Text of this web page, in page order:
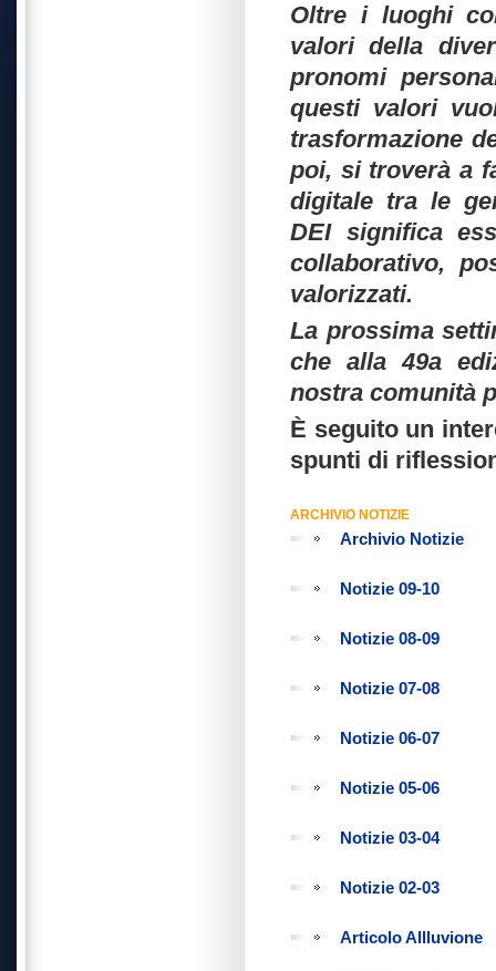
Oltre i luoghi
valori della
pronomi
questi valori
trasformazione
poi, si troverà a
digitale tra le
DEI significa
collaborativo,
valorizzati.
La prossima
che alla 49a
nostra comunità
È seguito un
spunti di
ARCHIVIO NOTIZIE
Archivio Notizie
Notizie 09-10
Notizie 08-09
Notizie 07-08
Notizie 06-07
Notizie 05-06
Notizie 03-04
Notizie 02-03
Articolo Allluvione